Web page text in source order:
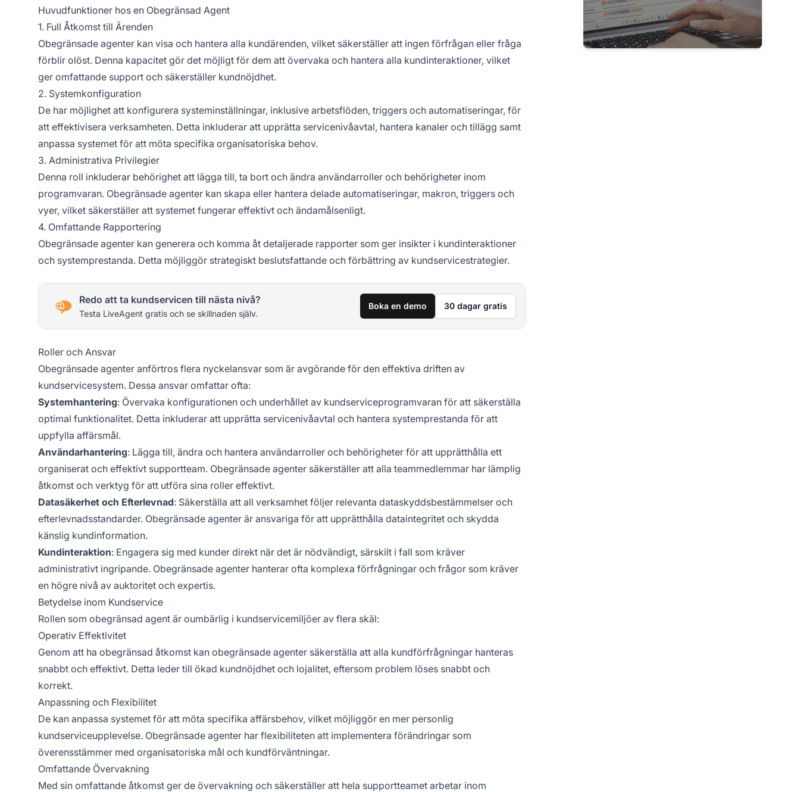
Huvudfunktioner hos en Obegränsad Agent
1. Full Åtkomst till Ärenden
Obegränsade agenter kan visa och hantera alla kundärenden, vilket säkerställer att ingen förfrågan eller fråga
förblir olöst. Denna kapacitet gör det möjligt för dem att övervaka och hantera alla kundinteraktioner, vilket
ger omfattande support och säkerställer kundnöjdhet.
2. Systemkonfiguration
De har möjlighet att konfigurera systeminställningar, inklusive arbetsflöden, triggers och automatiseringar, för
att effektivisera verksamheten. Detta inkluderar att upprätta servicenivåavtal, hantera kanaler och tillägg samt
anpassa systemet för att möta specifika organisatoriska behov.
3. Administrativa Privilegier
Denna roll inkluderar behörighet att lägga till, ta bort och ändra användarroller och behörigheter inom
programvaran. Obegränsade agenter kan skapa eller hantera delade automatiseringar, makron, triggers och
vyer, vilket säkerställer att systemet fungerar effektivt och ändamålsenligt.
4. Omfattande Rapportering
Obegränsade agenter kan generera och komma åt detaljerade rapporter som ger insikter i kundinteraktioner
och systemprestanda. Detta möjliggör strategiskt beslutsfattande och förbättring av kundservicestrategier.
Redo att ta kundservicen till nästa nivå?
Testa LiveAgent gratis och se skillnaden själv.
Boka en demo 30 dagar gratis
Roller och Ansvar
Obegränsade agenter anförtros flera nyckelansvar som är avgörande för den effektiva driften av
kundservicesystem. Dessa ansvar omfattar ofta:
Systemhantering: Övervaka konfigurationen och underhållet av kundserviceprogramvaran för att säkerställa
optimal funktionalitet. Detta inkluderar att upprätta servicenivåavtal och hantera systemprestanda för att
uppfylla affärsmål.
Användarhantering: Lägga till, ändra och hantera användarroller och behörigheter för att upprätthålla ett
organiserat och effektivt supportteam. Obegränsade agenter säkerställer att alla teammedlemmar har lämplig
åtkomst och verktyg för att utföra sina roller effektivt.
Datasäkerhet och Efterlevnad: Säkerställa att all verksamhet följer relevanta dataskyddsbestämmelser och
efterlevnadsstandarder. Obegränsade agenter är ansvariga för att upprätthålla dataintegritet och skydda
känslig kundinformation.
Kundinteraktion: Engagera sig med kunder direkt när det är nödvändigt, särskilt i fall som kräver
administrativt ingripande. Obegränsade agenter hanterar ofta komplexa förfrågningar och frågor som kräver
en högre nivå av auktoritet och expertis.
Betydelse inom Kundservice
Rollen som obegränsad agent är oumbärlig i kundservicemiljöer av flera skäl:
Operativ Effektivitet
Genom att ha obegränsad åtkomst kan obegränsade agenter säkerställa att alla kundförfrågningar hanteras
snabbt och effektivt. Detta leder till ökad kundnöjdhet och lojalitet, eftersom problem löses snabbt och
korrekt.
Anpassning och Flexibilitet
De kan anpassa systemet för att möta specifika affärsbehov, vilket möjliggör en mer personlig
kundserviceupplevelse. Obegränsade agenter har flexibiliteten att implementera förändringar som
överensstämmer med organisatoriska mål och kundförväntningar.
Omfattande Övervakning
Med sin omfattande åtkomst ger de övervakning och säkerställer att hela supportteamet arbetar inom